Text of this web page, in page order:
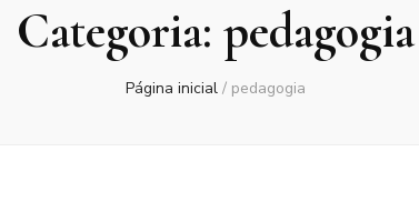
Categoria: pedagogia
Página inicial / pedagogia